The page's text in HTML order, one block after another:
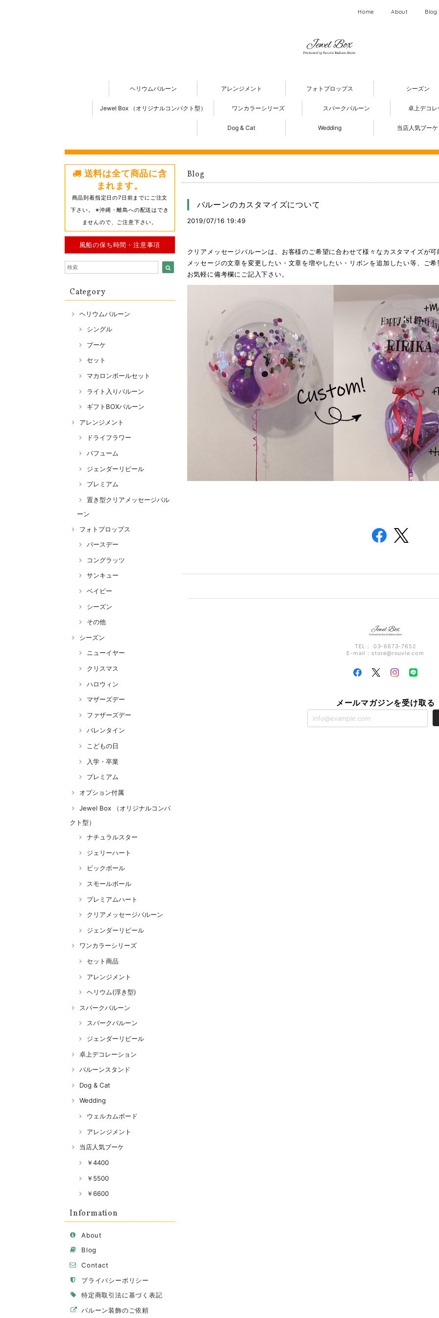
Home About Blog
ヘリウムバルーン アレンジメント フォトプロップス シーズン
Jewel Box （オリジナルコンパクト型） ワンカラーシリーズ スパークバルーン 卓上デコレ
Dog & Cat Wedding 当店人気ブーケ
送料は全て商品に含
まれます。
商品到着指定日の7日前までにご注文
下さい。 ※沖縄・離島への配送はでき
ませんので、ご注意下さい。
風船の保ち時間・注意事項
Category
ヘリウムバルーン
シングル
ブーケ
セット
マカロンボールセット
ライト入りバルーン
ギフトBOXバルーン
アレンジメント
ドライフラワー
パフューム
ジェンダーリビール
プレミアム
置き型クリアメッセージバル
ーン
フォトプロップス
バースデー
コングラッツ
サンキュー
ベイビー
シーズン
その他
シーズン
ニューイヤー
クリスマス
ハロウィン
マザーズデー
ファザーズデー
バレンタイン
こどもの日
入学・卒業
プレミアム
オプション付属
Jewel Box （オリジナルコンパ
クト型）
ナチュラルスター
ジェリーハート
ビックボール
スモールボール
プレミアムハート
クリアメッセージバルーン
ジェンダーリビール
ワンカラーシリーズ
セット商品
アレンジメント
ヘリウム(浮き型)
スパークバルーン
スパークバルーン
ジェンダーリビール
卓上デコレーション
バルーンスタンド
Dog & Cat
Wedding
ウェルカムボード
アレンジメント
当店人気ブーケ
￥4400
￥5500
￥6600
Information
About
Blog
Contact
プライバシーポリシー
特定商取引法に基づく表記
バルーン装飾のご依頼
Blog
バルーンのカスタマイズについて
2019/07/16 19:49
クリアメッセージバルーンは、お客様のご希望に合わせて様々なカスタマイズが可
メッセージの文章を変更したい・文章を増やしたい・リボンを追加したい等、ご
お気軽に備考欄にご記入下さい。
TEL： 03-6673-7652
E-mail： store@rouvle.com
メールマガジンを受け取る